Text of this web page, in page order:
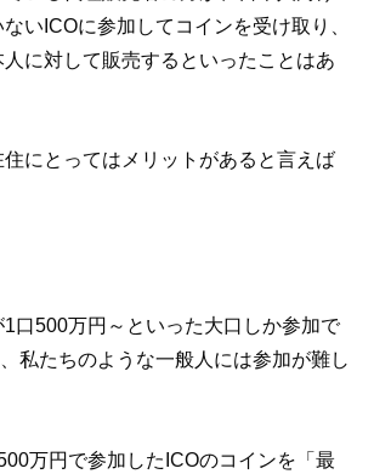
いICOに参加してコインを受け取り、
に対して販売するといったことはあ
にとってはメリットがあると言えば
1口500万円～といった大口しか参加で
私たちのような一般人には参加が難し
万円で参加したICOのコインを「最